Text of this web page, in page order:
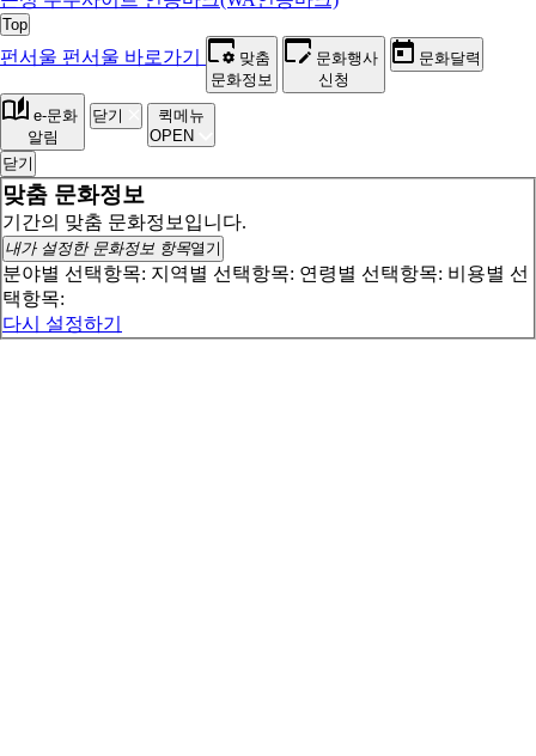
Top
펀서울 펀서울 바로가기
맞춤
문화정보
문화행사
신청
문화달력
e-문화
알림
닫기
퀵메뉴
OPEN
닫기
맞춤 문화정보
기간의 맞춤 문화정보입니다.
내가 설정한 문화정보 항목열기
분야별 선택항목: 지역별 선택항목: 연령별 선택항목: 비용별 선
택항목:
다시 설정하기